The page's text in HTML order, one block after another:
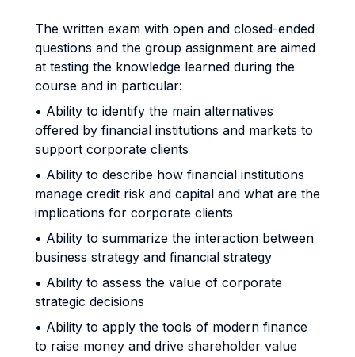
The written exam with open and closed-ended
questions and the group assignment are aimed
at testing the knowledge learned during the
course and in particular:
• Ability to identify the main alternatives
offered by financial institutions and markets to
support corporate clients
• Ability to describe how financial institutions
manage credit risk and capital and what are the
implications for corporate clients
• Ability to summarize the interaction between
business strategy and financial strategy
• Ability to assess the value of corporate
strategic decisions
• Ability to apply the tools of modern finance
to raise money and drive shareholder value